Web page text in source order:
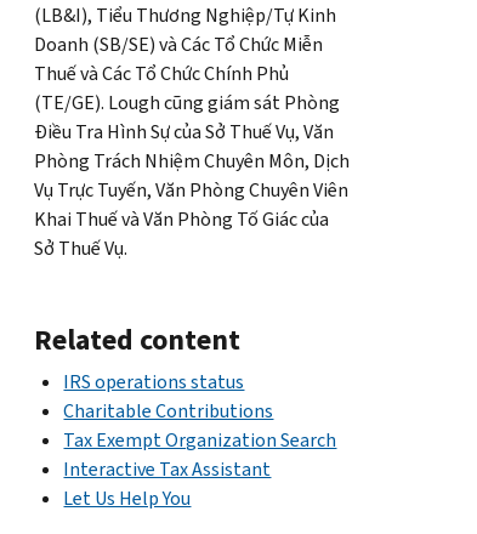
(LB&I), Tiểu Thương Nghiệp/Tự Kinh
Doanh (SB/SE) và Các Tổ Chức Miễn
Thuế và Các Tổ Chức Chính Phủ
(TE/GE). Lough cũng giám sát Phòng
Điều Tra Hình Sự của Sở Thuế Vụ, Văn
Phòng Trách Nhiệm Chuyên Môn, Dịch
Vụ Trực Tuyến, Văn Phòng Chuyên Viên
Khai Thuế và Văn Phòng Tố Giác của
Sở Thuế Vụ.
Related content
IRS operations status
Charitable Contributions
Tax Exempt Organization Search
Interactive Tax Assistant
Let Us Help You